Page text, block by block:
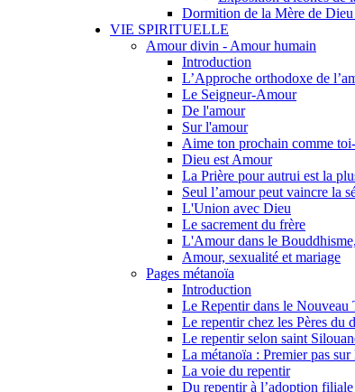
Dormition de la Mère de
VIE SPIRITUELLE
Amour divin - Amour humain
Introduction
L’Approche orthodoxe de
Le Seigneur-Amour
De l'amour
Sur l'amour
Aime ton prochain comme
Dieu est Amour
La Prière pour autrui est la
Seul l’amour peut vaincre la
L'Union avec Dieu
Le sacrement du frère
L'Amour dans le
Amour, sexualité et mariage
Pages métanoïa
Introduction
Le Repentir dans le Nouveau
Le repentir chez les Pères du
Le repentir selon saint
La métanoïa : Premier pas
La voie du repentir
Du repentir à l’adoption filiale